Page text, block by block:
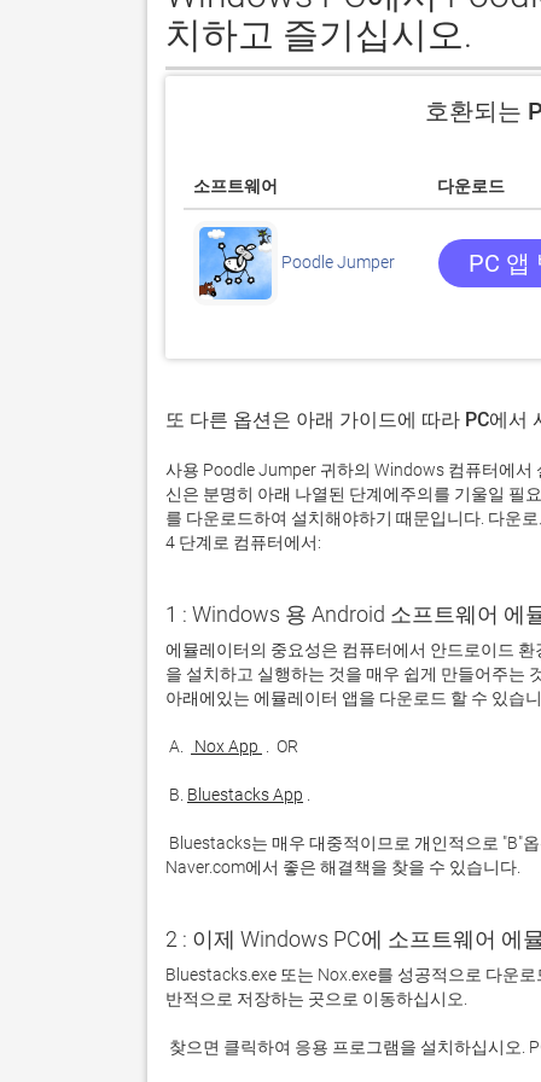
치하고 즐기십시오.
호환되는
소프트웨어 다운로드
Poodle Jumper PC 앱
또 다른 옵션은 아래 가이드에 따라 PC에서
사용 Poodle Jumper 귀하의 Windows 컴퓨터에
신은 분명히 아래 나열된 단계에주의를 기울일 필
를 다운로드하여 설치해야하기 때문입니다. 다운
4 단계로 컴퓨터에서:
1 : Windows 용 Android 소프트웨어 에
에뮬레이터의 중요성은 컴퓨터에서 안드로이드
을 설치하고 실행하는 것을 매우 쉽게 만들어주는
A. Nox App
B. Bluestacks App
Naver.com에서 좋은 해결책을 찾을 수 있습니다.
2 : 이제 Windows PC에 소프트웨어 에
Bluestacks.exe 또는 Nox.exe를 성공적으로 다운